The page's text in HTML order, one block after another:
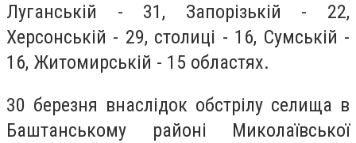
Луганській - 31, Запорізькій - 22,
Херсонській - 29, столиці - 16, Сумській -
16, Житомирській - 15 областях.
30 березня внаслідок обстрілу селища в
Баштанському районі Миколаївської